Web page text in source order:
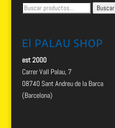
Buscar
por:
Buscar
El PALAU SHOP
est 2000
Carrer Vall Palau, 7
08740 Sant Andreu de la Barca
(Barcelona)